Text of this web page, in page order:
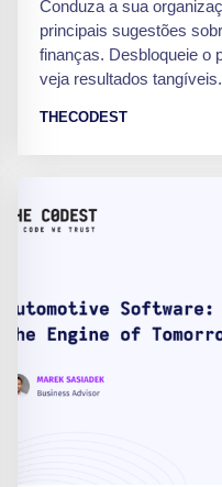
Conduza a sua
principais sugestões
finanças. Desbloqueie o
veja resultados
THECODEST